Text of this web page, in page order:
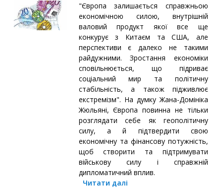
"Європа залишається справжньою
економічною силою, внутрішній
валовий продукт якої все ще
конкурує з Китаєм та США, але
перспективи є далеко не такими
райдужними. Зростання економіки
сповільнюється, що підриває
соціальний мир та політичну
стабільність, а також підживлює
екстремізм". На думку Жана-Домініка
Жюльяні, Європа повинна не тільки
розглядати себе як геополітичну
силу, а й підтвердити свою
економічну та фінансову потужність,
щоб створити та підтримувати
військову силу і справжній
дипломатичний вплив.
Читати далі